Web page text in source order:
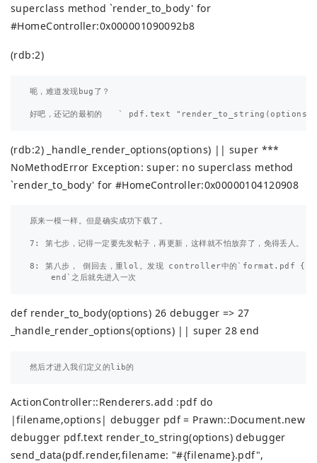
superclass method `render_to_body' for
#HomeController:0x000001090092b8
(rdb:2)
呃，难道发现bug了？
(rdb:2) _handle_render_options(options) || super ***
NoMethodError Exception: super: no superclass method
`render_to_body' for #HomeController:0x00000104120908
原来一模一样。但是确实成功下载了。
7: 第七步，记得一定要先发帖子，再更新，这样就不怕放弃了，免得丢人。
8: 第八步， 倒回去，重lol。发现 controller中的
def render_to_body(options) 26 debugger => 27
_handle_render_options(options) || super 28 end
ActionController::Renderers.add :pdf do
|filename,options| debugger pdf = Prawn::Document.new
debugger pdf.text render_to_string(options) debugger
send_data(pdf.render,filename: "#{filename}.pdf",